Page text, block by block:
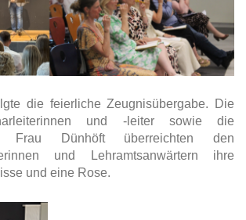
die feierliche Zeugnisübergabe. Die
und -leiter sowie die
Frau Dünhöft überreichten den
und Lehramtsanwärtern ihre
und eine Rose.